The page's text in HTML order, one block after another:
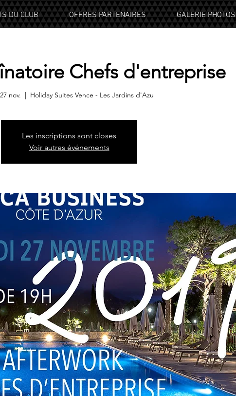
DU CLUB OFFRES PARTENAIRES GALERIE PHOTOS
Chefs d'entreprise
nov.
  |
Holiday Suites Vence - Les Jardins d'Azu
Les inscriptions sont closes
Voir autres événements